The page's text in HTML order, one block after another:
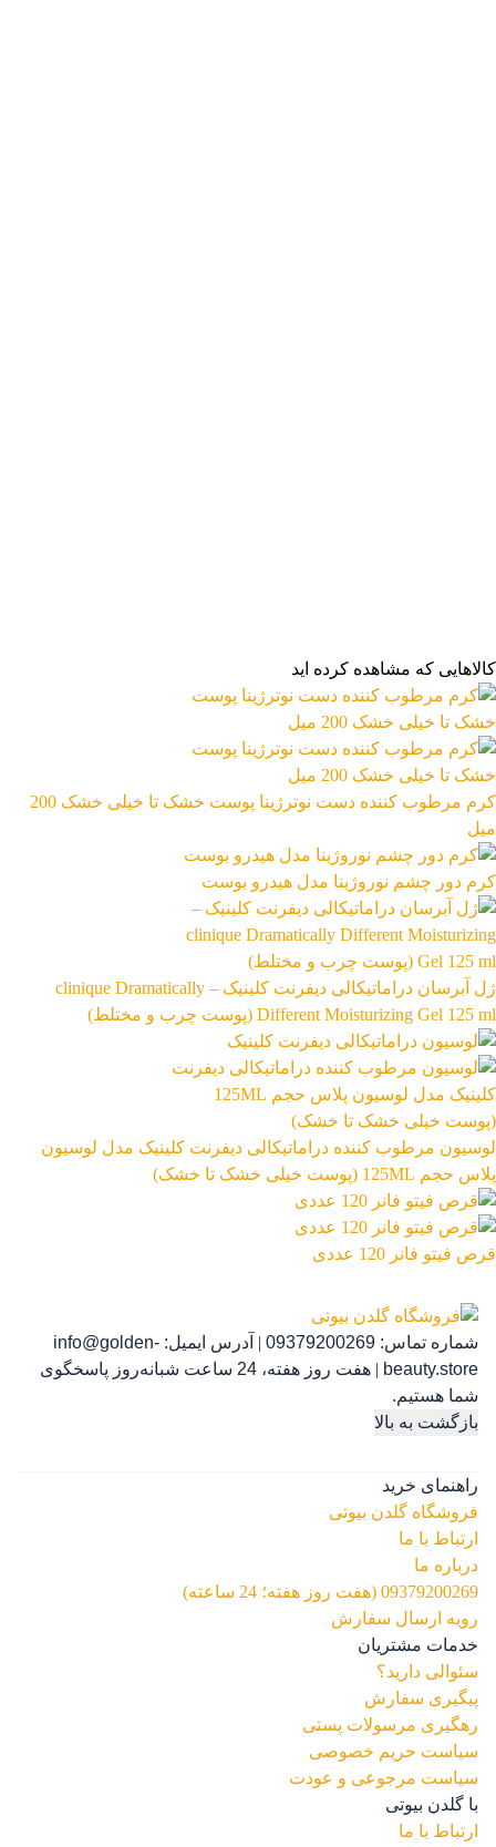
تومان
2,859,899 تومان
2,859,900 تومان
اعمال فیلتر قیمت
وضعیت کالا
نمایش کالاهای موجود
فیلتر بر اساس برند:
Loreal 24
فیلتر بر اساس دسته بندی:
آرایشی و بهداشتی 558 بهداشتی و پوستی
رژ لب مدادی لچیک
مرتب‌سازی محصولات
مرتب‌سازی:
پیش‌فرض محبوب‌ترین بالاترین امتیاز
گران‌ترین موجودها اول
کالاهایی که مشاهده کرده اید
کرم مرطوب کننده دست نوترژینا پوست خشک تا خیلی خشک 200
میل
کرم دور چشم نوروژینا مدل هیدرو بوست
ژل آبرسان دراماتیکالی دیفرنت کلینیک – clinique Dramatically
Different Moisturizing Gel 125 ml (پوست چرب و مختلط)
لوسیون مرطوب کننده دراماتیکالی دیفرنت کلینیک مدل لوسیون
پلاس حجم 125ML (پوست خیلی خشک تا خشک)
قرص فیتو فانر 120 عددی
شماره تماس: 09379200269
| آدرس ایمیل: info@golden-
beauty.store
|
هفت روز هفته، 24 ساعت شبانه‌روز پاسخگوی
شما هستیم.
بازگشت به بالا
راهنمای خرید
فروشگاه گلدن بیوتی
ارتباط با ما
درباره ما
09379200269 (هفت روز هفته؛ 24 ساعته)
رویه ارسال سفارش
خدمات مشتریان
سئوالی دارید؟
پیگیری سفارش
رهگیری مرسولات پستی
سیاست حریم خصوصی
سیاست مرجوعی و عودت
با گلدن بیوتی
ارتباط با ما